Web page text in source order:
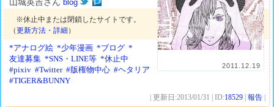
2011.12.19
山城英吉さんblog
※休止中または閉鎖したサイトです。
（更新方法・詳細 ）
*アナログ絵 *少年漫画 *ブログ *
友達募集 *SNS・LINE等 *休止中
#pixiv #Twitter #版権物中心 #ヘタリア
#TIGER&BUNNY
| 更新日:2013/01/31 | ID:18529 |報告